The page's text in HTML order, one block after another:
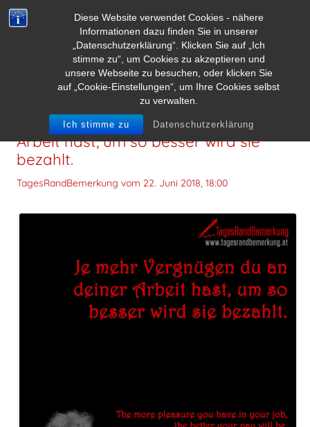
Diese Website verwendet Cookies - nähere
Informationen dazu finden Sie in unserer
„Datenschutzerklärung“. Klicken Sie auf „Ich
stimme zu“, um Cookies zu akzeptieren und
unsere Webseite zu besuchen, oder klicken Sie
auf „Cookie-Einstellungen“, um Ihre Cookies selbst
zu verwalten.
Ich stimme zu Datenschutzerklärung
Je mehr Vergnügen du an deiner
Arbeit hast, um so besser wird sie
bezahlt.
TagesRandBemerkung vom 22. Juni 2018, 18:00